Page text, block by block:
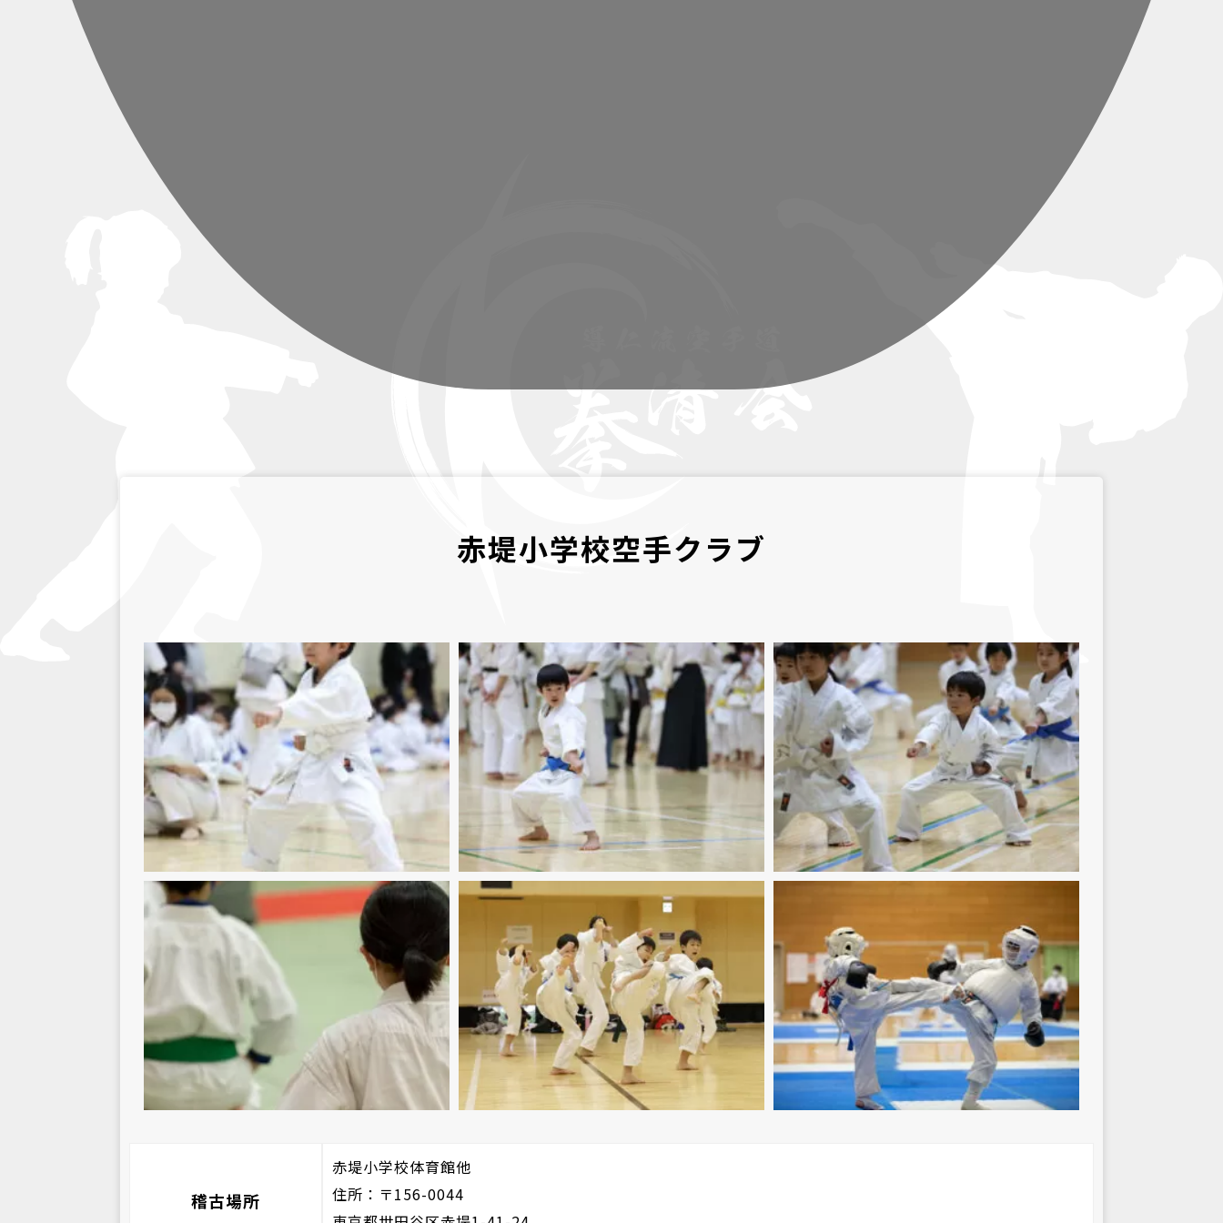
赤堤小学校空手クラブ
稽古場所
赤堤小学校体育館他
住所：〒156-0044